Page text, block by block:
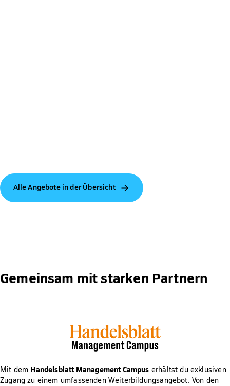
Alle Angebote in der Übersicht
Gemeinsam mit starken Partnern
Mit dem Handelsblatt Management Campus erhältst du exklusiven
Zugang zu einem umfassenden Weiterbildungsangebot. Von den